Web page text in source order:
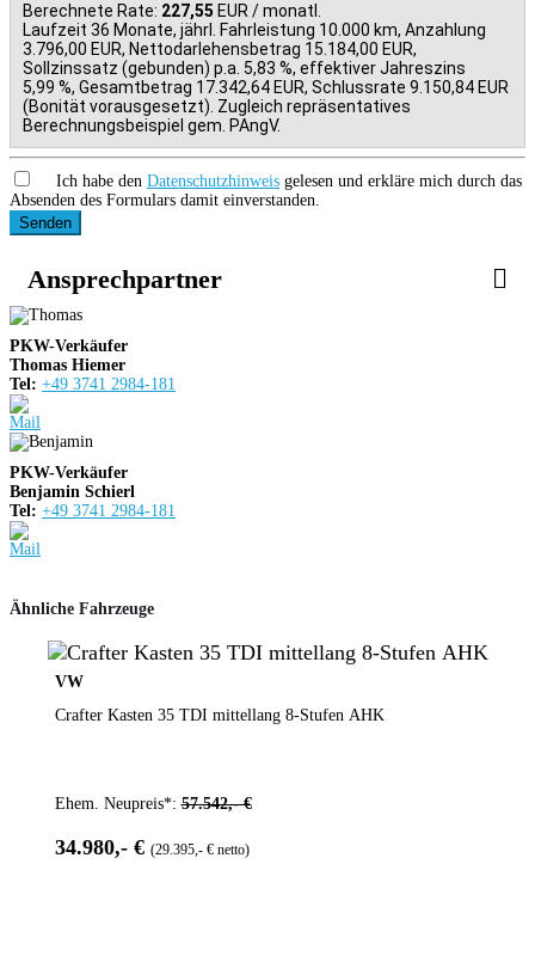
Berechnete Rate: 227,55 EUR / monatl.
Laufzeit 36 Monate, jährl. Fahrleistung 10.000 km, Anzahlung
3.796,00 EUR, Nettodarlehensbetrag 15.184,00 EUR,
Sollzinssatz (gebunden) p.a. 5,83 %, effektiver Jahreszins
5,99 %, Gesamtbetrag 17.342,64 EUR, Schlussrate 9.150,84 EUR
(Bonität vorausgesetzt). Zugleich repräsentatives
Berechnungsbeispiel gem. PAngV.
Ich habe den Datenschutzhinweis gelesen und erkläre mich durch das
Absenden des Formulars damit einverstanden.
Senden
Ansprechpartner
PKW-Verkäufer
Thomas Hiemer
Tel: +49 3741 2984-181
PKW-Verkäufer
Benjamin Schierl
Tel: +49 3741 2984-181
Ähnliche Fahrzeuge
VW
Crafter Kasten 35 TDI mittellang 8-Stufen AHK
Ehem. Neupreis*:57.542,- €
34.980,- € (29.395,- € netto)